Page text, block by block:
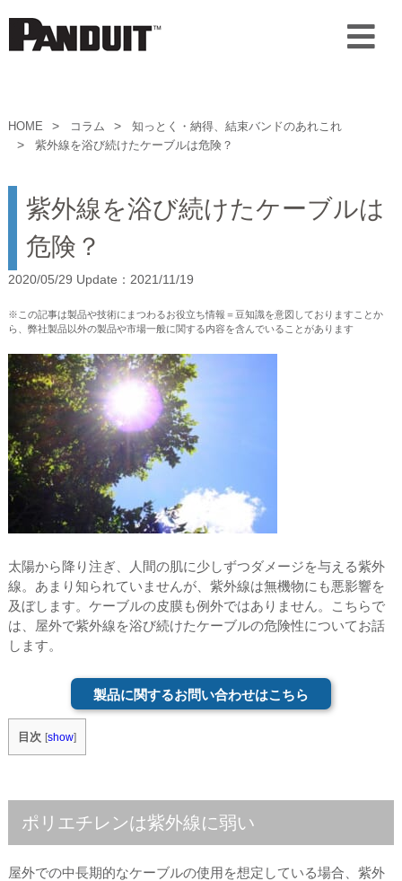
HOME コラム
知っとく・納得、結束バンドのあれこれ
紫外線を浴び続けたケーブルは危険？
紫外線を浴び続けたケーブルは
危険？
2020/05/29 Update：2021/11/19
※この記事は製品や技術にまつわるお役立ち情報＝豆知識を意図しておりますことか
ら、弊社製品以外の製品や市場一般に関する内容を含んでいることがあります
太陽から降り注ぎ、人間の肌に少しずつダメージを与える紫外
線。あまり知られていませんが、紫外線は無機物にも悪影響を
及ぼします。ケーブルの皮膜も例外ではありません。こちらで
は、屋外で紫外線を浴び続けたケーブルの危険性についてお話
します。
製品に関するお問い合わせはこちら
目次 [show]
ポリエチレンは紫外線に弱い
屋外での中長期的なケーブルの使用を想定している場合、紫外